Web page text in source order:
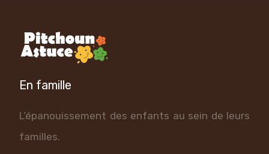
En famille
L’épanouissement des enfants au sein de leurs
familles.